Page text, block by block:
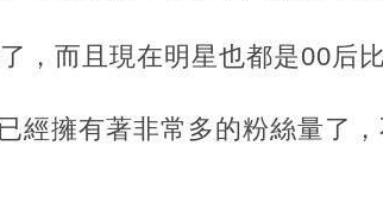
，而且現在明星也都是00后比
經擁有著非常多的粉絲量了